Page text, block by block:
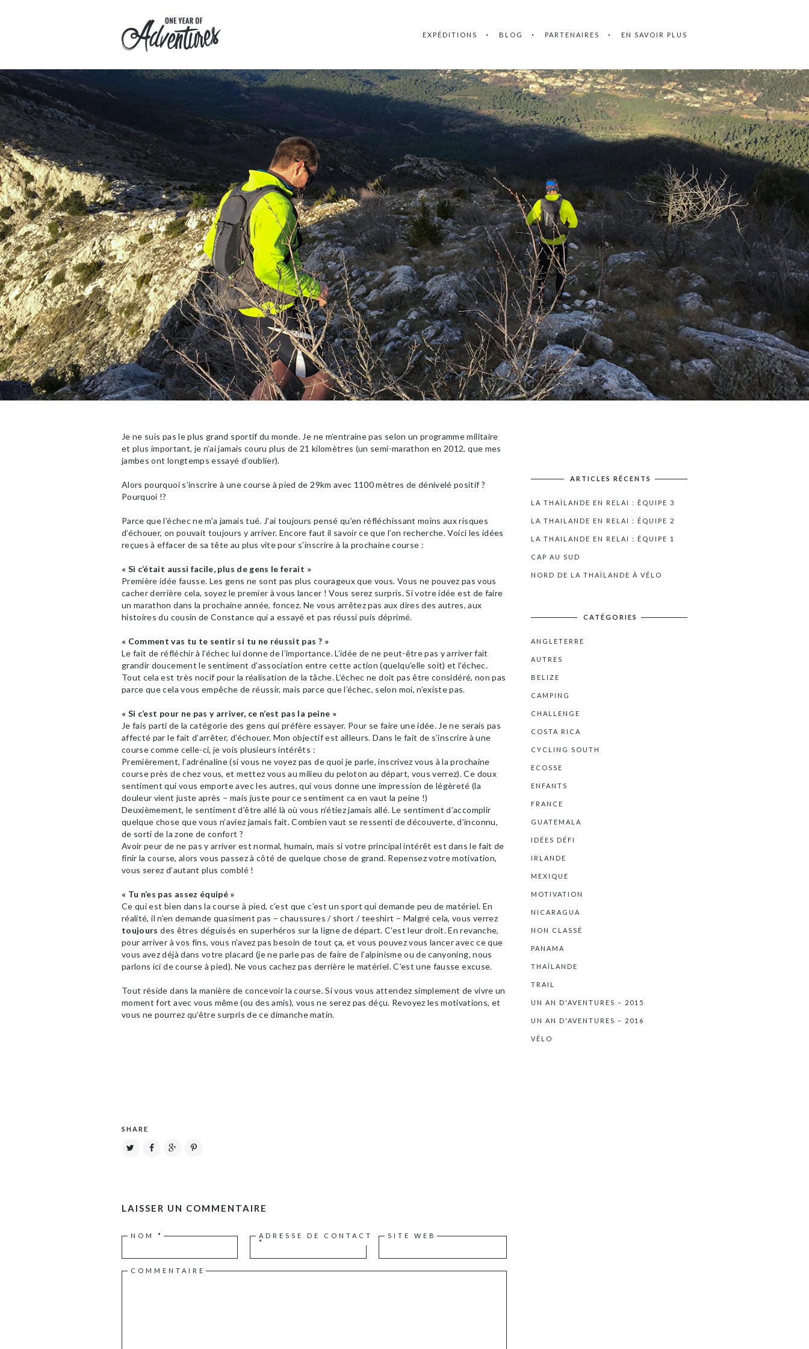
EXPÉDITIONS BLOG PARTENAIRES EN SAVOIR PLUS
Je ne suis pas le plus grand sportif du monde. Je ne m’entraine pas selon un programme militaire
et plus important, je n’ai jamais couru plus de 21 kilomètres (un semi-marathon en 2012, que mes
jambes ont longtemps essayé d’oublier).
Alors pourquoi s’inscrire à une course à pied de 29km avec 1100 mètres de dénivelé positif ?
Pourquoi !?
Parce que l’échec ne m’a jamais tué. J’ai toujours pensé qu’en réfléchissant moins aux risques
d’échouer, on pouvait toujours y arriver. Encore faut il savoir ce que l’on recherche. Voici les idées
reçues à effacer de sa tête au plus vite pour s’inscrire à la prochaine course :
« Si c’était aussi facile, plus de gens le ferait »
Première idée fausse. Les gens ne sont pas plus courageux que vous. Vous ne pouvez pas vous
cacher derrière cela, soyez le premier à vous lancer ! Vous serez surpris. Si votre idée est de faire
un marathon dans la prochaine année, foncez. Ne vous arrêtez pas aux dires des autres, aux
histoires du cousin de Constance qui a essayé et pas réussi puis déprimé.
« Comment vas tu te sentir si tu ne réussit pas ? »
Le fait de réfléchir à l’échec lui donne de l’importance. L’idée de ne peut-être pas y arriver fait
grandir doucement le sentiment d’association entre cette action (quelqu’elle soit) et l’échec.
Tout cela est très nocif pour la réalisation de la tâche. L’échec ne doit pas être considéré, non pas
parce que cela vous empêche de réussir, mais parce que l’échec, selon moi, n’existe pas.
« Si c’est pour ne pas y arriver, ce n’est pas la peine »
Je fais parti de la catégorie des gens qui préfère essayer. Pour se faire une idée. Je ne serais pas
affecté par le fait d’arrêter, d’échouer. Mon objectif est ailleurs. Dans le fait de s’inscrire à une
course comme celle-ci, je vois plusieurs intérêts :
Premièrement, l’adrénaline (si vous ne voyez pas de quoi je parle, inscrivez vous à la prochaine
course près de chez vous, et mettez vous au milieu du peloton au départ, vous verrez). Ce doux
sentiment qui vous emporte avec les autres, qui vous donne une impression de légèreté (la
douleur vient juste après – mais juste pour ce sentiment ca en vaut la peine !)
Deuxièmement, le sentiment d’être allé là où vous n’étiez jamais allé. Le sentiment d’accomplir
quelque chose que vous n’aviez jamais fait. Combien vaut se ressenti de découverte, d’inconnu,
de sorti de la zone de confort ?
Avoir peur de ne pas y arriver est normal, humain, mais si votre principal intérêt est dans le fait de
finir la course, alors vous passez à côté de quelque chose de grand. Repensez votre motivation,
vous serez d’autant plus comblé !
« Tu n’es pas assez équipé »
Ce qui est bien dans la course à pied, c’est que c’est un sport qui demande peu de matériel. En
réalité, il n’en demande quasiment pas – chaussures / short / teeshirt – Malgré cela, vous verrez
toujoursdes êtres déguisés en superhéros sur la ligne de départ. C’est leur droit. En revanche,
pour arriver à vos fins, vous n’avez pas besoin de tout ça, et vous pouvez vous lancer avec ce que
vous avez déjà dans votre placard (je ne parle pas de faire de l’alpinisme ou de canyoning, nous
parlons ici de course à pied). Ne vous cachez pas derrière le matériel. C’est une fausse excuse.
Tout réside dans la manière de concevoir la course. Si vous vous attendez simplement de vivre un
moment fort avec vous même (ou des amis), vous ne serez pas déçu. Revoyez les motivations, et
vous ne pourrez qu’être surpris de ce dimanche matin.
SHARE
LAISSER UN COMMENTAIRE
NOM *
ADRESSE DE CONTACT
*
SITE WEB
COMMENTAIRE
ARTICLES RÉCENTS
LA THAÏLANDE EN RELAI : ÉQUIPE 3
LA THAILANDE EN RELAI : ÉQUIPE 2
LA THAILANDE EN RELAI : ÉQUIPE 1
CAP AU SUD
NORD DE LA THAÏLANDE À VÉLO
CATÉGORIES
ANGLETERRE
AUTRES
BELIZE
CAMPING
CHALLENGE
COSTA RICA
CYCLING SOUTH
ECOSSE
ENFANTS
FRANCE
GUATEMALA
IDÉES DÉFI
IRLANDE
MEXIQUE
MOTIVATION
NICARAGUA
NON CLASSÉ
PANAMA
THAÏLANDE
TRAIL
UN AN D'AVENTURES – 2015
UN AN D'AVENTURES – 2016
VÉLO